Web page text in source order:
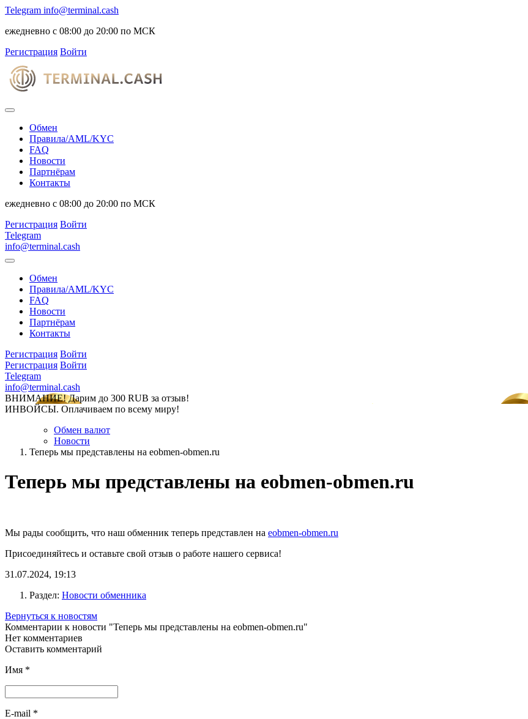
Telegram info@terminal.cash
ежедневно с 08:00 до 20:00 по МСК
Регистрация Войти
Обмен
Правила/AML/KYC
FAQ
Новости
Партнёрам
Контакты
ежедневно с 08:00 до 20:00 по МСК
Регистрация Войти
Telegram
info@terminal.cash
Обмен
Правила/AML/KYC
FAQ
Новости
Партнёрам
Контакты
Регистрация Войти
Регистрация Войти
Telegram
info@terminal.cash
ВНИМАНИЕ! Дарим до 300 RUB за отзыв!
ИНВОЙСЫ. Оплачиваем по всему миру!
Обмен валют
Новости
Теперь мы представлены на eobmen-obmen.ru
Теперь мы представлены на eobmen-obmen.ru
Мы рады сообщить, что наш обменник теперь представлен на eobmen-obmen.ru
Присоединяйтесь и оставьте свой отзыв о работе нашего сервиса!
31.07.2024, 19:13
Раздел: Новости обменника
Вернуться к новостям
Комментарии к новости "Теперь мы представлены на eobmen-obmen.ru"
Нет комментариев
Оставить комментарий
Имя *
E-mail *